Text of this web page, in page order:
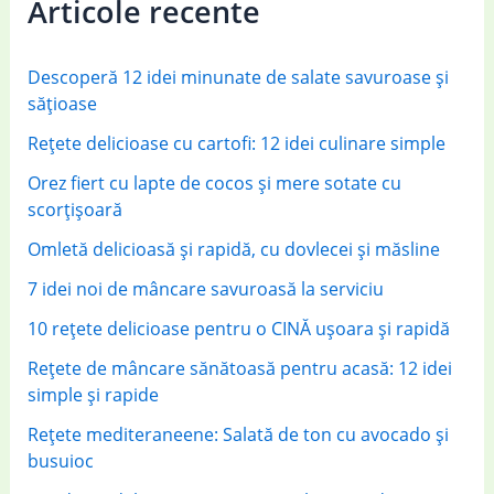
h
o
r
Articole recente
Descoperă 12 idei minunate de salate savuroase și
sățioase
Rețete delicioase cu cartofi: 12 idei culinare simple
Orez fiert cu lapte de cocos și mere sotate cu
scorțișoară
Omletă delicioasă și rapidă, cu dovlecei și măsline
7 idei noi de mâncare savuroasă la serviciu
10 rețete delicioase pentru o CINĂ ușoara și rapidă
Rețete de mâncare sănătoasă pentru acasă: 12 idei
simple și rapide
Rețete mediteraneene: Salată de ton cu avocado și
busuioc